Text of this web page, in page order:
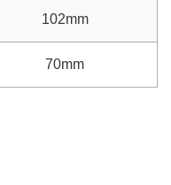
102mm
70mm